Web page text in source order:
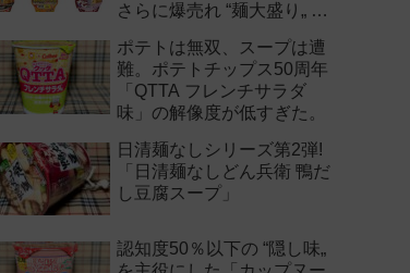
さらに爆売れ “麺大盛り„ シ
作まとめ！
ポテトは無双、スープは遭
難。ポテトチップス50周年
「QTTA フレンチサラダ
味」の解像度が低すぎた。
日清麺なしシリーズ第2弾!
「日清麺なしどん兵衛 鴨だ
し豆腐スープ」
認知度50％以下の “隠し味„